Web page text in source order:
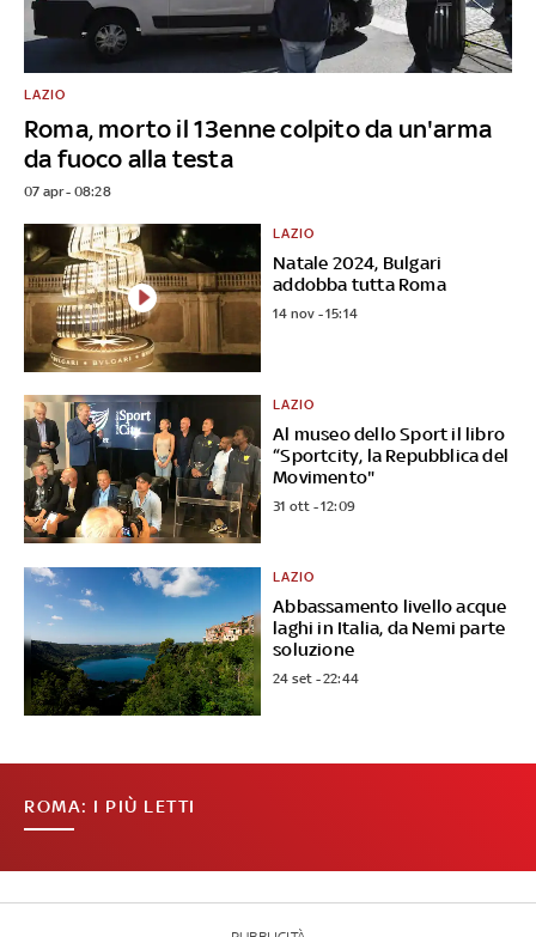
Roma, morto il 13enne colpito da un'arma
da fuoco alla testa
LAZIO
07 apr - 08:28
Natale 2024, Bulgari
addobba tutta Roma
LAZIO
14 nov - 15:14
Al museo dello Sport il libro
“Sportcity, la Repubblica del
Movimento"
LAZIO
31 ott - 12:09
Abbassamento livello acque
laghi in Italia, da Nemi parte
soluzione
LAZIO
24 set - 22:44
ROMA: I PIÙ LETTI